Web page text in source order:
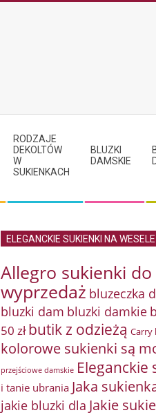
RODZAJE
DEKOLTÓW
W
SUKIENKACH
BLUZKI
DAMSKIE
ELEGANCKIE SUKIENKI NA WESELE
Allegro sukienki do
wyprzedaż bluzeczka
bluzki dam bluzki damkie
50 zł butik z odzieżą Carry
kolorowe sukienki są
przejściowe damskie Eleganckie
i tanie ubrania Jaka
jakie bluzki dla Jakie